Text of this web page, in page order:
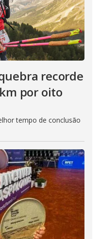
recorde
por oito
tempo de conclusão